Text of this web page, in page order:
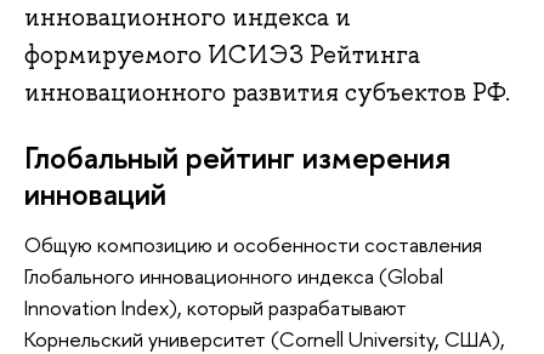
инновационного индекса и
формируемого ИСИЭЗ Рейтинга
инновационного развития субъектов РФ.
Глобальный рейтинг измерения
инноваций
Общую композицию и особенности составления
Глобального инновационного индекса (Global
Innovation Index), который разрабатывают
Корнельский университет (Cornell University, США),